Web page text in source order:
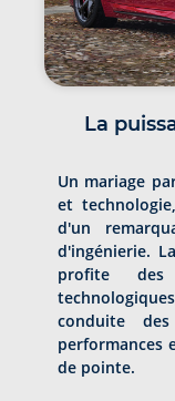
La
Un mariage
et
d'un
d'ingénierie.
profite des
conduite
performances
de pointe.